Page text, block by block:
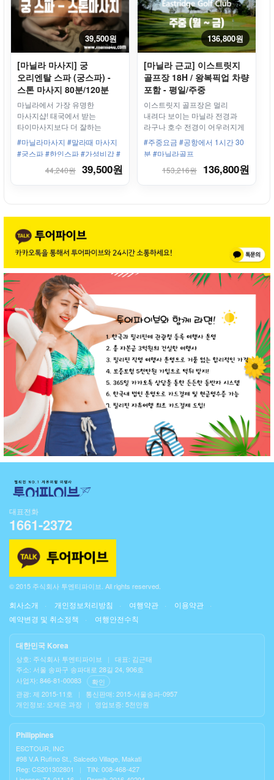
39,500원
[마닐라 마사지] 궁
오리엔탈 스파 (궁스파) -
스톤 마사지 80분/120분
마닐라에서 가장 유명한
마사지샵! 태국에서 받는
타이마사지보다 더 잘하는
태국마사지!
#마닐라마사지 #말라때 마사지
#궁스파 #한인스파 #가성비갑 #
44,240원 39,500원
136,800원
[마닐라 근교] 이스트릿지
골프장 18H / 왕복픽업 차량
포함 - 평일/주중
이스트릿지 골프장은 멀리
내려다 보이는 마닐라 전경과
라구나 호수 전경이 어우러지게
설계되어 있어 전망이 아주
아름다운 골프장
#주중요금 #공항에서 1시간 30
분 #마닐라골프
153,216원
136,800원
대표전화
1661-2372
© 2015 주식회사 투엔티파이브. All rights reserved.
회사소개 개인정보처리방침 여행약관
이용약관
예약변경 및 취소정책
여행안전수칙
대한민국 Korea
상호: 주식회사 투엔티파이브 |
대표: 김근태
주소: 서울 송파구 송파대로 28길 24, 906호
사업자: 846-81-00083
확인
관광: 제 2015-11호
|
통신판매: 2015-서울송파-0957
개인정보: 오재은 과장
| 영업보증: 5천만원
Philippines
ESCTOUR, INC
#98 V.A Rufino St., Salcedo Village, Makati
Reg: CS201302801
|
TIN: 008-468-427